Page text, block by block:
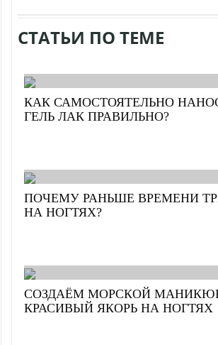
СТАТЬИ ПО ТЕМЕ
КАК САМОСТОЯТЕЛЬНО
ГЕЛЬ ЛАК ПРАВИЛЬНО?
ПОЧЕМУ РАНЬШЕ ВРЕМЕНИ
НА НОГТЯХ?
СОЗДАЁМ МОРСКОЙ
КРАСИВЫЙ ЯКОРЬ НА НОГТЯХ